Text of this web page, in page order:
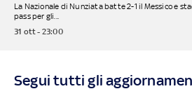
La Nazionale di Nunziata batte 2-1 il Messico e
pass per gli...
31 ott - 23:00
Segui tutti gli